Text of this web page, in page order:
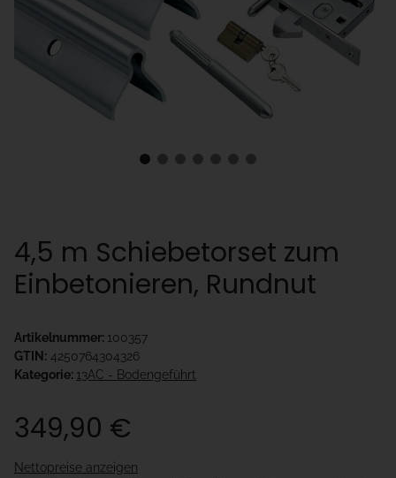
4,5 m Schiebetorset zum
Einbetonieren, Rundnut
Artikelnummer: 100357
GTIN: 4250764304326
Kategorie: 13AC - Bodengeführt
349,90 €
Nettopreise anzeigen